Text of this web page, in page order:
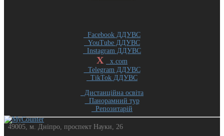
Facebook ДДУВС
YouTube ДДУВС
Instagram ДДУВС
X
x.com
Telegram ДДУВС
TikTok ДДУВС
Дистанційна освіта
Панорамний тур
Репозитарій
49005, м. Дніпро, проспект Науки, 26